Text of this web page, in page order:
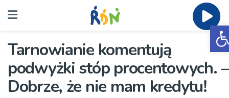
Tarnowianie komentują
podwyżki stóp procentowych. –
Dobrze, że nie mam kredytu!